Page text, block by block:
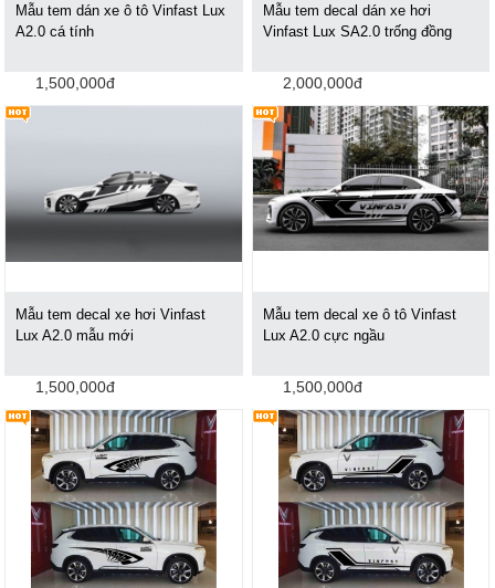
Mẫu tem dán xe ô tô Vinfast Lux
A2.0 cá tính
1,500,000đ
Mẫu tem decal dán xe hơi
Vinfast Lux SA2.0 trống đồng
2,000,000đ
Mẫu tem decal xe hơi Vinfast
Lux A2.0 mẫu mới
1,500,000đ
Mẫu tem decal xe ô tô Vinfast
Lux A2.0 cực ngầu
1,500,000đ